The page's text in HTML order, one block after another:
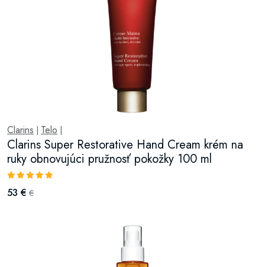
Clarins Telo
Clarins Super Restorative Hand Cream krém na
ruky obnovujúci pružnosť pokožky 100 ml
53 € €